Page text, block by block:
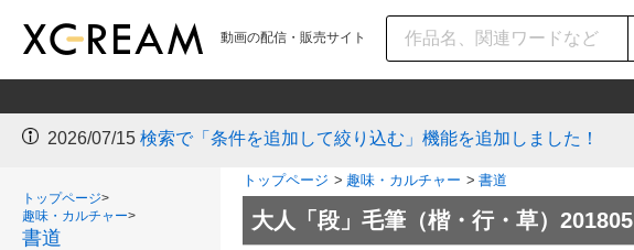
動画の配信・販売サイト
2026/07/15 検索で「条件を追加して絞り込む」機能を追加しました！
トップページ>
趣味・カルチャー>
書道
トップページ > 趣味・カルチャー > 書道
大人「段」毛筆（楷・行・草）201805